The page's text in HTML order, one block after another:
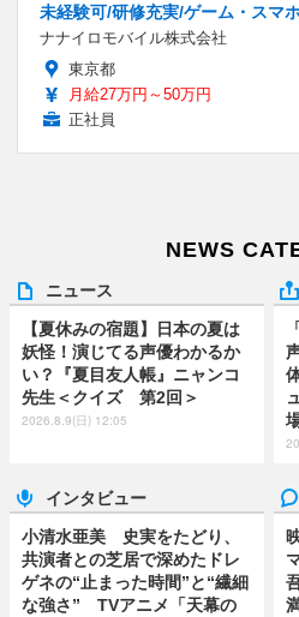
未経験可/研修充実/ゲーム・スマ
ナナイロモバイル株式会社
東京都
月給27万円～50万円
正社員
NEWS
ニュース
【夏休みの宿題】日本の夏は
妖怪！演じてる声優わかるか
い？『夏目友人帳』ニャンコ
先生＜クイズ 第2回＞
2026.8.9(日) 12:05
インタビュー
小清水亜美 史実をたどり、
共演者との芝居で深めたドレ
ゲネの“止まった時間”と“繊細
な強さ” TVアニメ「天幕の